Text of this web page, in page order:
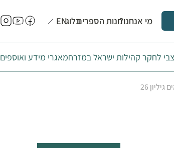
מי אנחנו?חנות הספריםבלוגEN
לחקר קהילות ישראל במזרחמאגרי מידע ואוספים
26